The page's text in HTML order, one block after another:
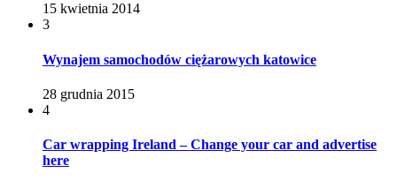
15 kwietnia 2014
3
Wynajem samochodów ciężarowych katowice
28 grudnia 2015
4
Car wrapping Ireland – Change your car and advertise
here